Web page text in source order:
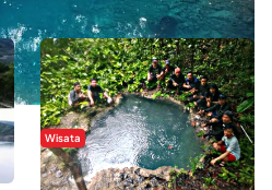
Tersembunyi di Morowali
Wisata
Sering Menjadi Tempat Refreshing